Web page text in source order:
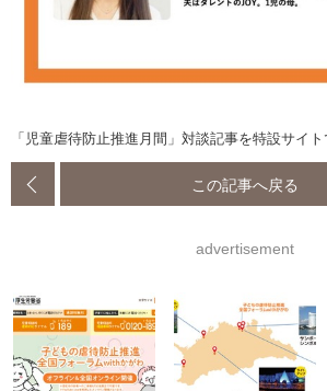
「児童虐待防止推進月間」対談記事を特設サイト
この記事へ戻る
advertisement